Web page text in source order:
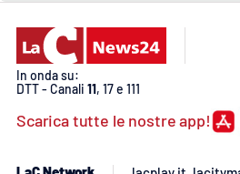
In onda su:
DTT - Canali 11, 17 e 111
Scarica tutte le nostre app!